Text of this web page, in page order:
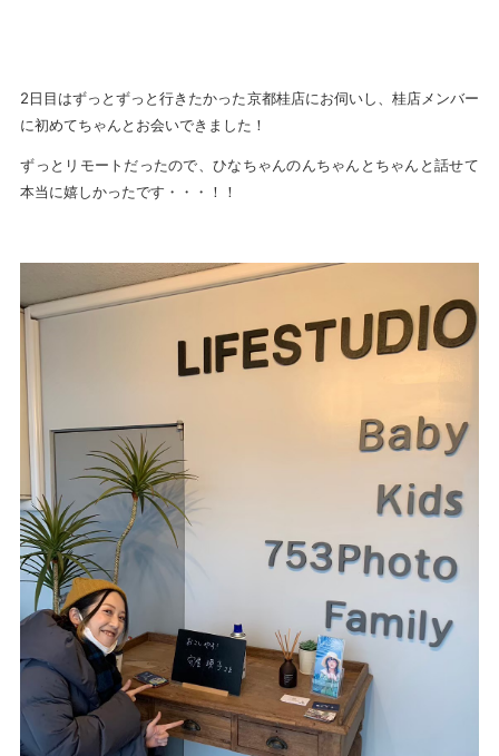
2日目はずっとずっと行きたかった京都桂店にお伺いし、桂店メンバー
に初めてちゃんとお会いできました！
ずっとリモートだったので、ひなちゃんのんちゃんとちゃんと話せて
本当に嬉しかったです・・・！！